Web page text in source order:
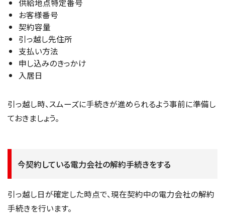
供給地点特定番号
お客様番号
契約容量
引っ越し先住所
支払い方法
申し込みのきっかけ
入居日
引っ越し時、スムーズに手続きが進められるよう事前に準備し
ておきましょう。
今契約している電力会社の解約手続きをする
引っ越し日が確定した時点で、現在契約中の電力会社の解約
手続きを行います。